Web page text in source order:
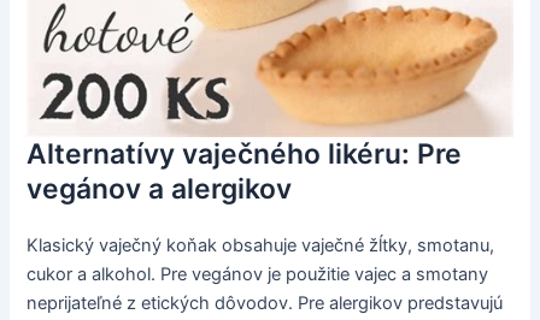
Alternatívy vaječného likéru: Pre
vegánov a alergikov
Klasický vaječný koňak obsahuje vaječné žĺtky, smotanu,
cukor a alkohol. Pre vegánov je použitie vajec a smotany
neprijateľné z etických dôvodov. Pre alergikov predstavujú